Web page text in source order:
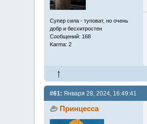
Супер сила - туповат, но очень
добр и бесхитростен
Сообщений: 168
Karma: 2
#61: Января 28, 2024, 16:49:41
Принцесса